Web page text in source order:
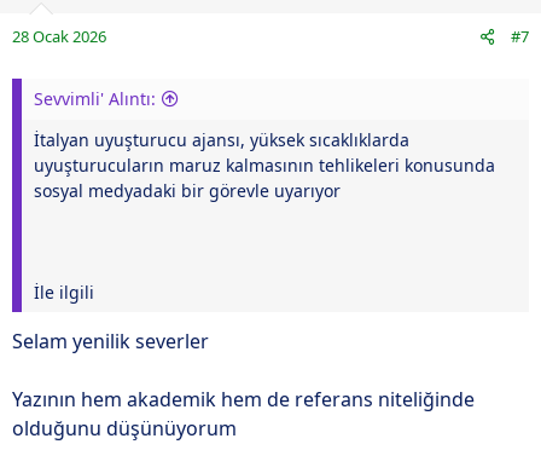
28 Ocak 2026 #7
Sevvimli' Alıntı:
İtalyan uyuşturucu ajansı, yüksek sıcaklıklarda
uyuşturucuların maruz kalmasının tehlikeleri konusunda
sosyal medyadaki bir görevle uyarıyor
İle ilgili
Selam yenilik severler
Yazının hem akademik hem de referans niteliğinde
olduğunu düşünüyorum